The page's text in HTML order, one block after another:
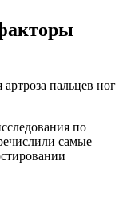
пальцев ног
по
самые